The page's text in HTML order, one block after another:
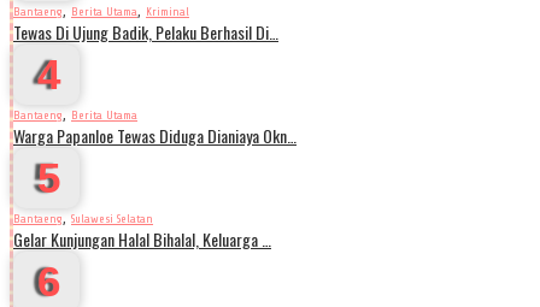
Bantaeng, Berita Utama, Kriminal
Tewas Di Ujung Badik, Pelaku Berhasil Di…
4
Bantaeng, Berita Utama
Warga Papanloe Tewas Diduga Dianiaya Okn…
5
Bantaeng, Sulawesi Selatan
Gelar Kunjungan Halal Bihalal, Keluarga …
6